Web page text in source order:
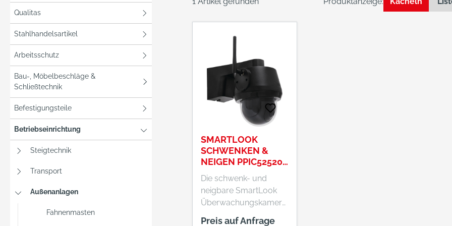
Qualitas
Stahlhandelsartikel
Arbeitsschutz
Bau-, Möbelbeschläge &
Schließtechnik
Befestigungsteile
Betriebseinrichtung
Steigtechnik
Transport
Außenanlagen
Fahnenmasten
SMARTLOOK
SCHWENKEN &
NEIGEN PPIC52520
BK
Die schwenk- und
neigbare SmartLook
Überwachungskamera
liefert hochauflösende
Preis auf Anfrage